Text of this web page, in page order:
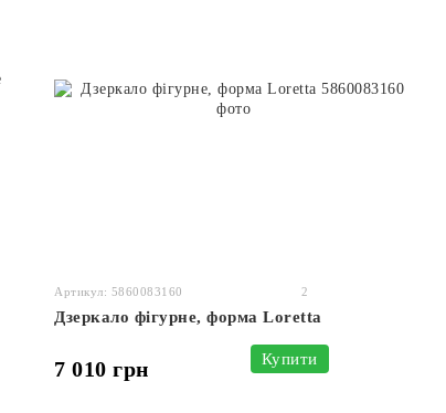
Артикул: 5860083160 2
Дзеркало фігурне, форма Loretta
7 010 грн Купити